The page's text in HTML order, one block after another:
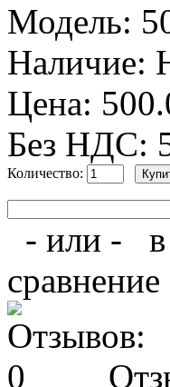
Модель:
Наличие:
Цена:
Без НДС:
Количество:
- или -
сравнение